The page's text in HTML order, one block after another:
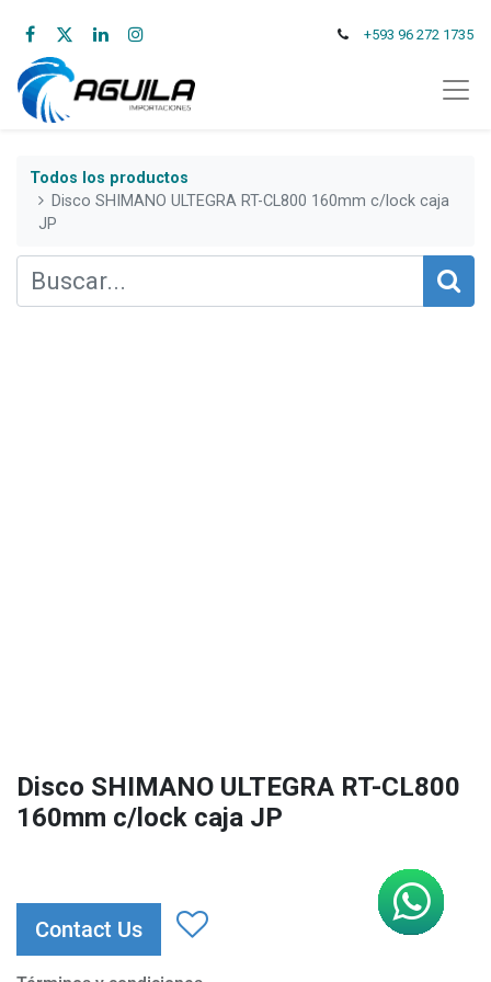
+593 96 272 1735
Todos los productos
Disco SHIMANO ULTEGRA RT-CL800 160mm c/lock caja
JP
Disco SHIMANO ULTEGRA RT-CL800
160mm c/lock caja JP
Contact Us